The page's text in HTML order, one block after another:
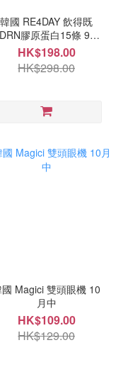
韓國 RE4DAY 飲得既
膠原蛋白15條 9月
尾
HK$198.00
HK$298.00
國 Magici 雙頭眼機 10
月中
HK$109.00
HK$129.00